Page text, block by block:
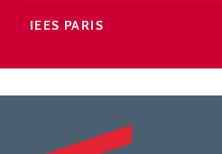
IEES PARIS